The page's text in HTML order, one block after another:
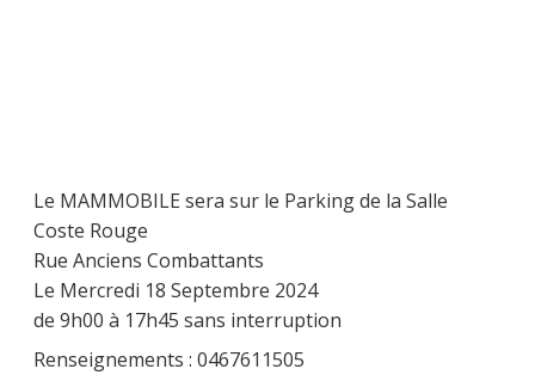
Le MAMMOBILE sera sur le Parking de la Salle
Coste Rouge
Rue Anciens Combattants
Le Mercredi 18 Septembre 2024
de 9h00 à 17h45 sans interruption
Renseignements : 0467611505